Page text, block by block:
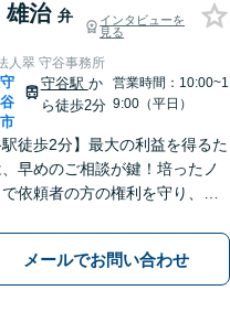
雄治 弁
インタビューを
見る
人翠 守谷事務所
守
谷
市
守谷駅 か
ら徒歩2分
営業時間：10:00~1
9:00（平日）
駅徒歩2分】最大の利益を得るた
早めのご相談が鍵！培ったノ
依頼者の方の権利を守り、最
金、遺言相続、離婚、企業法務
どんな相談でも受け付けます。
メールでお問い合わせ